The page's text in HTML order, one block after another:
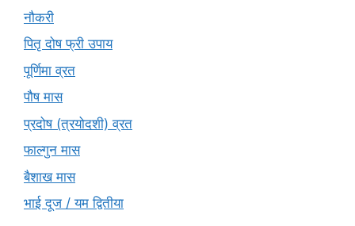
नौकरी
पितृ दोष फ्री उपाय
पूर्णिमा व्रत
पौष मास
प्रदोष (त्रयोदशी) व्रत
फाल्गुन मास
बैशाख मास
भाई दूज / यम द्वितीया